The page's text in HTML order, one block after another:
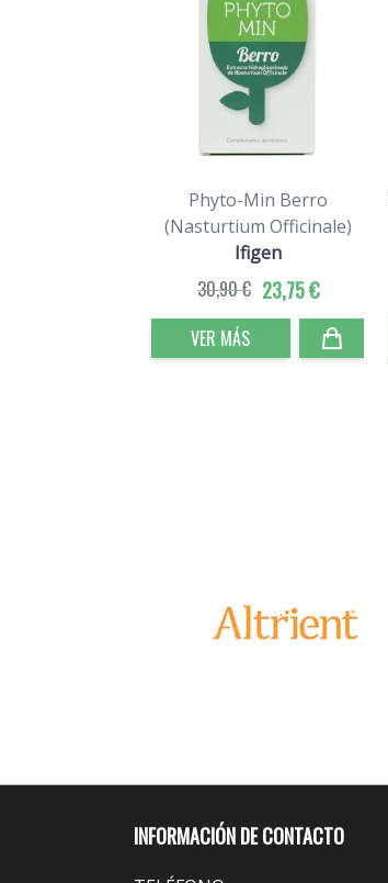
Phyto-Min Berro
(Nasturtium Officinale)
Ifigen
23,75 €
30,90 €
VER MÁS
INFORMACIÓN DE CONTACTO